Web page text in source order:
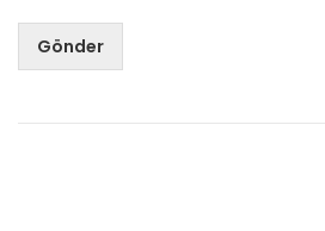
Gönder